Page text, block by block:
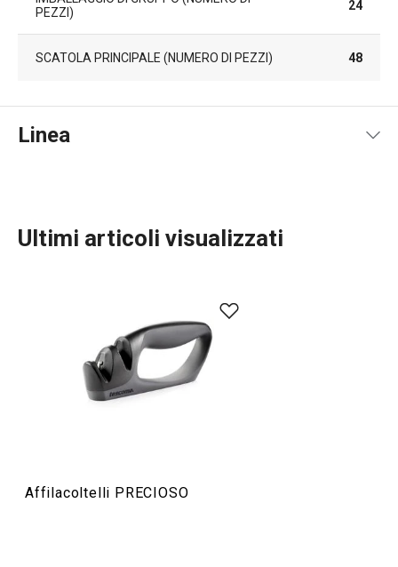
PEZZI)
24
SCATOLA PRINCIPALE (NUMERO DI PEZZI) 48
Linea
Preparazione degli alimenti
Ultimi articoli visualizzati
Affilacoltelli PRECIOSO